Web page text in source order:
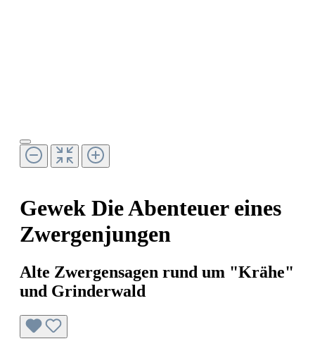
Gewek Die Abenteuer eines
Zwergenjungen
Alte Zwergensagen rund um "Krähe"
und Grinderwald